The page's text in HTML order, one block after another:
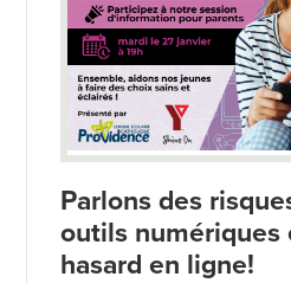
Parlons des
outils numériques
hasard en ligne!